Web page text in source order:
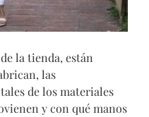
la tienda, están
las
de los materiales
y con qué manos